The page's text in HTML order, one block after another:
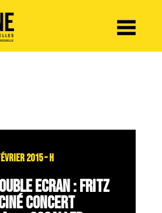
2015 – H
ECRAN : FRITZ
CONCERT